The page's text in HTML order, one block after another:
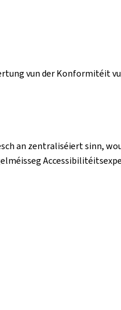
vun der Konformitéit
an zentraliséiert sinn,